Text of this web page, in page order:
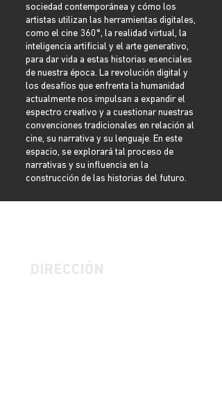
sociedad contemporánea y cómo los
artistas utilizan las herramientas digitales,
como el cine 360°, la realidad virtual, la
inteligencia artificial y el arte generativo,
para dar vida a estas historias esenciales
de nuestra época. La revolución digital y
los desafíos que enfrenta la humanidad
actualmente nos impulsan a expandir el
espectro creativo y a cuestionar nuestras
convenciones tradicionales en relación al
cine, su narrativa y su lenguaje. En este
espacio, se explorará tal proceso de
narrativas y su influencia en la
construcción de las historias del futuro.